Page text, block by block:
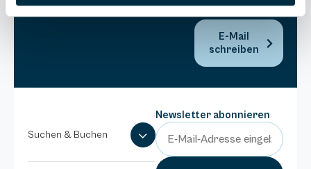
E-Mail
schreiben
Suchen & Buchen
Newsletter abonnieren